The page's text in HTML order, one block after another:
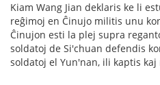
Kiam Wang Jian deklaris ke li
reĝimoj en Ĉinujo militis unu
Ĉinujon esti la plej supra
soldatoj de Si'chuan defendis
soldatoj el Yun'nan, ili kaptis